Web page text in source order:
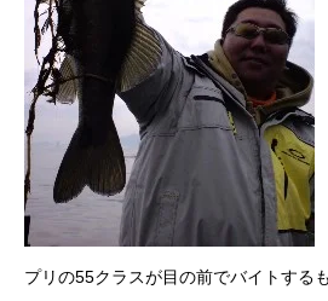
プリの55クラスが目の前でバイトする